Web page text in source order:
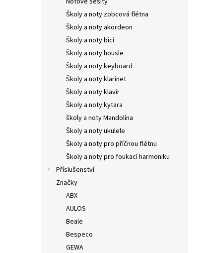
Školy a noty zobcová flétna
Školy a noty akordeon
Školy a noty bicí
Školy a noty housle
Školy a noty keyboard
Školy a noty klarinet
Školy a noty klavír
Školy a noty kytara
školy a noty Mandolína
Školy a noty ukulele
Školy a noty pro příčnou flétnu
Školy a noty pro foukací harmoniku
Příslušenství
Značky
ABX
AULOS
Beale
Bespeco
GEWA